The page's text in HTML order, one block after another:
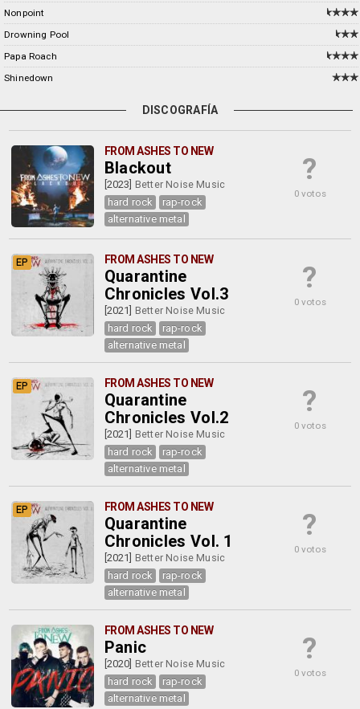
Nonpoint
Drowning Pool
Papa Roach
Shinedown
DISCOGRAFÍA
FROM ASHES TO NEW
Blackout
[2023] Better Noise Music
hard rock
rap-rock
alternative metal
?
0 votos
EP FROM ASHES TO NEW
Quarantine
Chronicles Vol.3
[2021] Better Noise Music
hard rock
rap-rock
alternative metal
?
0 votos
EP FROM ASHES TO NEW
Quarantine
Chronicles Vol.2
[2021] Better Noise Music
hard rock
rap-rock
alternative metal
?
0 votos
EP FROM ASHES TO NEW
Quarantine
Chronicles Vol. 1
[2021] Better Noise Music
hard rock
rap-rock
alternative metal
?
0 votos
FROM ASHES TO NEW
Panic
[2020] Better Noise Music
hard rock
rap-rock
alternative metal
?
0 votos